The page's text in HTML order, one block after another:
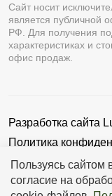
Пользуясь сайтом
согласие на
Сайт носит
является публичной
РФ. Для получения
характеристиках и
офис продаж.
Разработка сайта
Политика
Пользовательское